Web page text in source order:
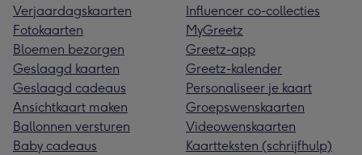
Verjaardagskaarten
Fotokaarten
Bloemen bezorgen
Geslaagd kaarten
Geslaagd cadeaus
Ansichtkaart maken
Ballonnen versturen
Baby cadeaus
Influencer co-collecties
MyGreetz
Greetz-app
Greetz-kalender
Personaliseer je kaart
Groepswenskaarten
Videowenskaarten
Kaartteksten (schrijfhulp)